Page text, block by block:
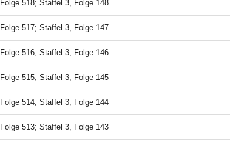
Folge 518; Staffel 3, Folge 148
Folge 517; Staffel 3, Folge 147
Folge 516; Staffel 3, Folge 146
Folge 515; Staffel 3, Folge 145
Folge 514; Staffel 3, Folge 144
Folge 513; Staffel 3, Folge 143